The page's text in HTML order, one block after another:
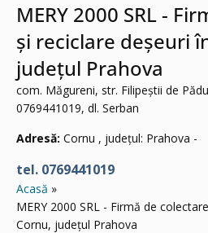
MERY 2000 SRL -
și reciclare deșeuri
județul Prahova
com. Măgureni, str. Filipeștii de
0769441019, dl. Serban
Adresă: Cornu , județul: Prahova -
tel. 0769441019
Acasă
MERY 2000 SRL - Firmă de
Cornu, județul Prahova